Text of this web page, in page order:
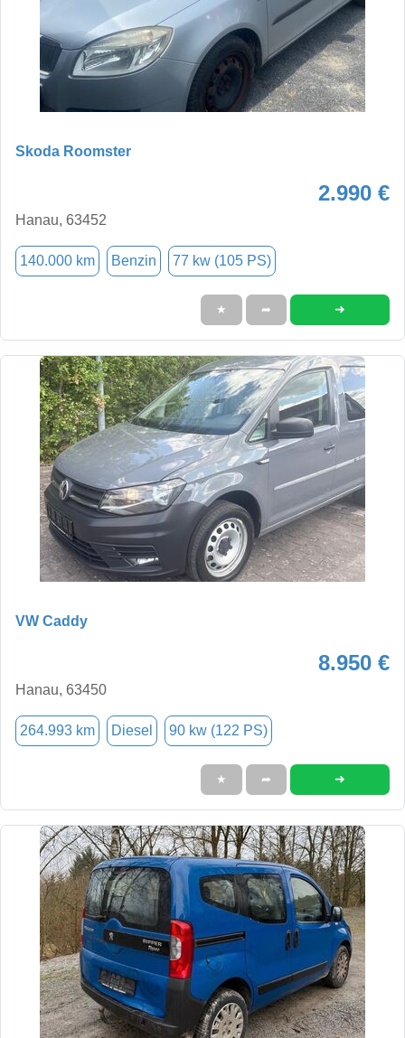
Skoda Roomster
2.990 €
Hanau, 63452
140.000 km Benzin 77 kw (105 PS)
★ ➦ ➜
VW Caddy
8.950 €
Hanau, 63450
264.993 km Diesel 90 kw (122 PS)
★ ➦ ➜